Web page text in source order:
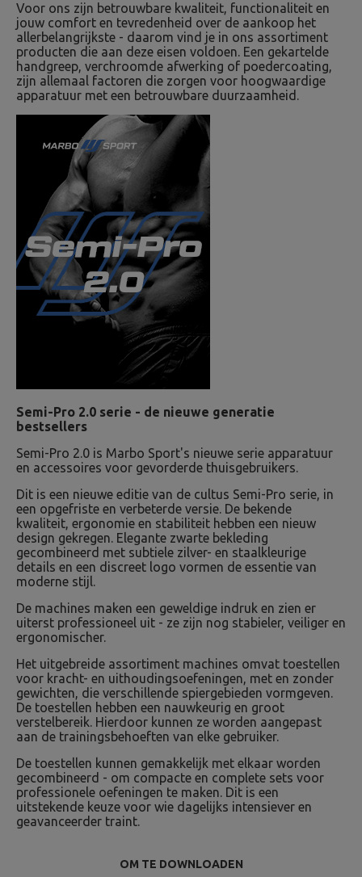
Voor ons zijn betrouwbare kwaliteit, functionaliteit en
jouw comfort en tevredenheid over de aankoop het
allerbelangrijkste - daarom vind je in ons assortiment
producten die aan deze eisen voldoen. Een gekartelde
handgreep, verchroomde afwerking of poedercoating,
zijn allemaal factoren die zorgen voor hoogwaardige
apparatuur met een betrouwbare duurzaamheid.
Semi-Pro 2.0 serie - de nieuwe generatie
bestsellers
Semi-Pro 2.0 is Marbo Sport's nieuwe serie apparatuur
en accessoires voor gevorderde thuisgebruikers.
Dit is een nieuwe editie van de cultus Semi-Pro serie, in
een opgefriste en verbeterde versie. De bekende
kwaliteit, ergonomie en stabiliteit hebben een nieuw
design gekregen. Elegante zwarte bekleding
gecombineerd met subtiele zilver- en staalkleurige
details en een discreet logo vormen de essentie van
moderne stijl.
De machines maken een geweldige indruk en zien er
uiterst professioneel uit - ze zijn nog stabieler, veiliger en
ergonomischer.
Het uitgebreide assortiment machines omvat toestellen
voor kracht- en uithoudingsoefeningen, met en zonder
gewichten, die verschillende spiergebieden vormgeven.
De toestellen hebben een nauwkeurig en groot
verstelbereik. Hierdoor kunnen ze worden aangepast
aan de trainingsbehoeften van elke gebruiker.
De toestellen kunnen gemakkelijk met elkaar worden
gecombineerd - om compacte en complete sets voor
professionele oefeningen te maken. Dit is een
uitstekende keuze voor wie dagelijks intensiever en
geavanceerder traint.
OM TE DOWNLOADEN